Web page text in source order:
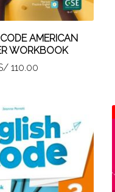
AMERICAN
WORKBOOK
110.00